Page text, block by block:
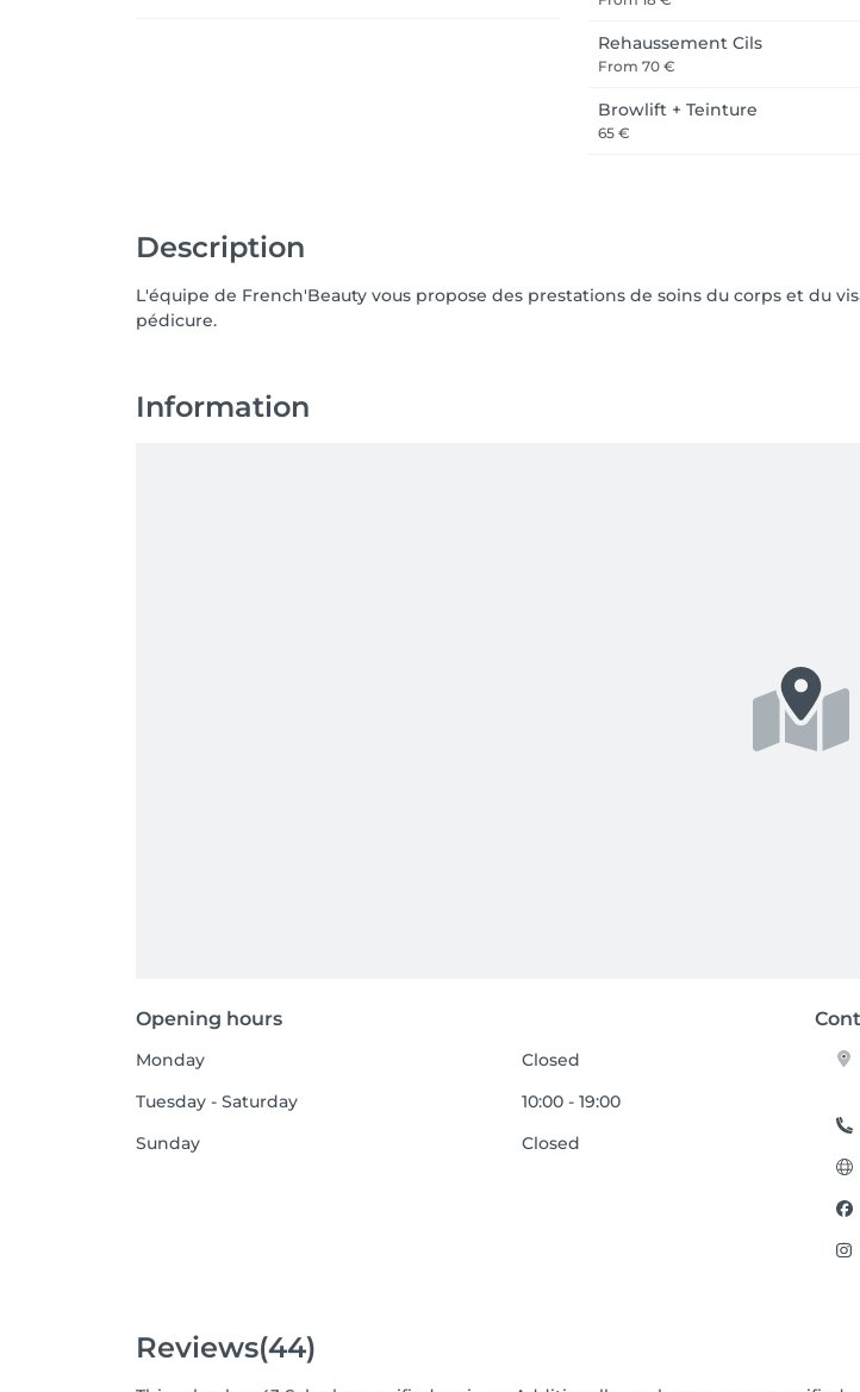
Rehaussement Cils
From 70 €
Browlift + Teinture
65 €
Description
L'équipe de French'Beauty vous propose des prestations de soins du corps et du
pédicure.
Information
Opening hours
Monday
Closed
Tuesday - Saturday
10:00 - 19:00
Sunday
Closed
Reviews(44)